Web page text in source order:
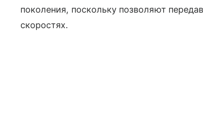
поколения, поскольку позволяют
скоростях.